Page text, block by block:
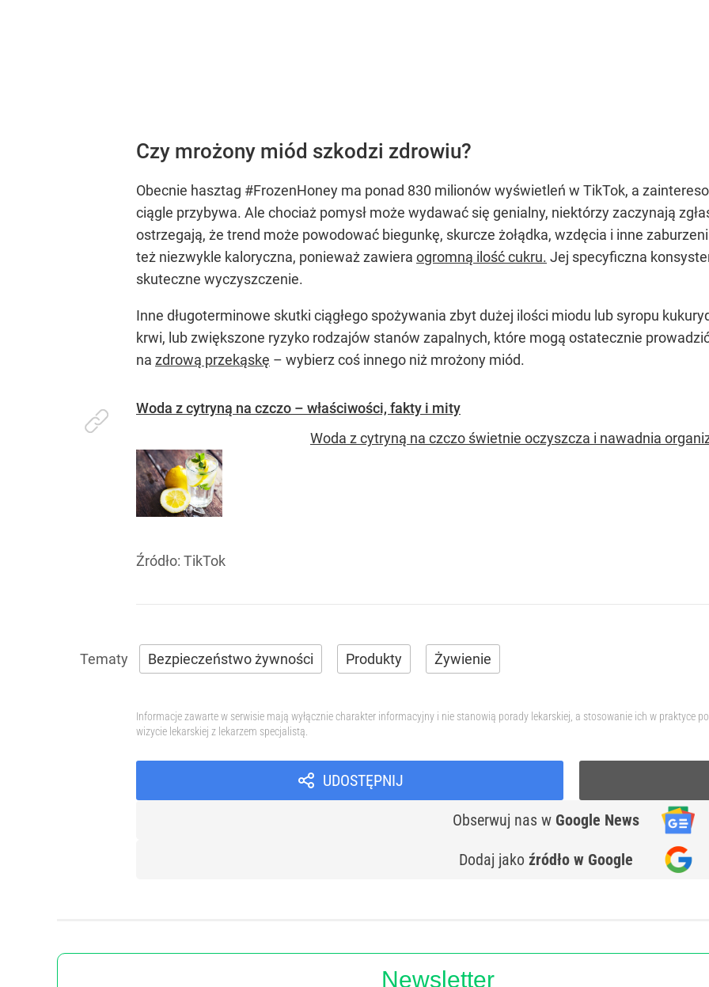
Czy mrożony miód szkodzi zdrowiu?
Obecnie hasztag #FrozenHoney ma ponad 830 milionów wyświetleń w TikTok, a
ciągle przybywa. Ale chociaż pomysł może wydawać się genialny, niektórzy zaczynają
ostrzegają, że trend może powodować biegunkę, skurcze żołądka, wzdęcia i inne
też niezwykle kaloryczna, ponieważ zawiera ogromną ilość cukru. Jej specyficzna
skuteczne wyczyszczenie.
Inne długoterminowe skutki ciągłego spożywania zbyt dużej ilości miodu lub syropu
krwi, lub zwiększone ryzyko rodzajów stanów zapalnych, które mogą ostatecznie
na zdrową przekąskę – wybierz coś innego niż mrożony miód.
Woda z cytryną na czczo – właściwości, fakty i mity
Woda z cytryną na czczo świetnie oczyszcza i nawadnia
Źródło: TikTok
Bezpieczeństwo żywności Produkty Żywienie
Informacje zawarte w serwisie mają wyłącznie charakter informacyjny i nie stanowią porady lekarskiej, a stosowanie ich w praktyce
wizycie lekarskiej z lekarzem specjalistą.
UDOSTĘPNIJ
Obserwuj nas w Google News
Dodaj jako źródło w Google
Newsletter